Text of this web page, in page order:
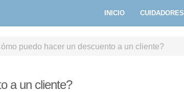
INICIO CUIDADORES
puedo hacer un descuento a un cliente?
a un cliente?